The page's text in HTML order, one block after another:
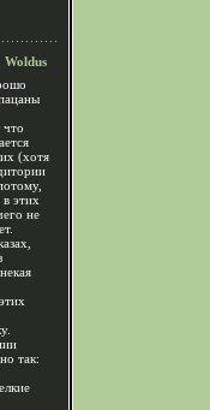
Woldus
что
(хотя
этих
не
так: